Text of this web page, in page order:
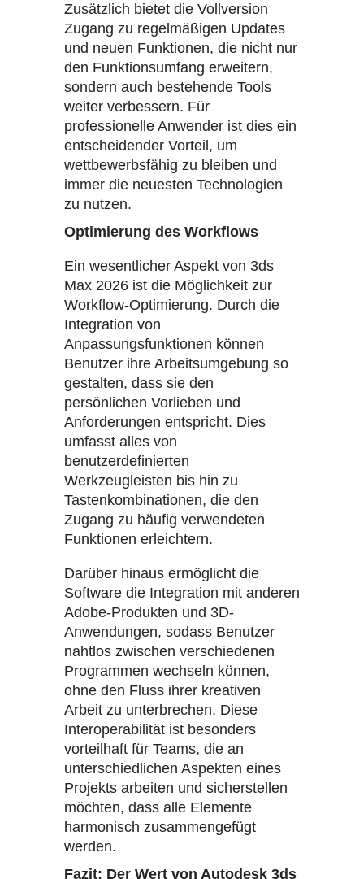
Zusätzlich bietet die Vollversion
Zugang zu regelmäßigen Updates
und neuen Funktionen, die nicht nur
den Funktionsumfang erweitern,
sondern auch bestehende Tools
weiter verbessern. Für
professionelle Anwender ist dies ein
entscheidender Vorteil, um
wettbewerbsfähig zu bleiben und
immer die neuesten Technologien
zu nutzen.
Optimierung des Workflows
Ein wesentlicher Aspekt von 3ds
Max 2026 ist die Möglichkeit zur
Workflow-Optimierung. Durch die
Integration von
Anpassungsfunktionen können
Benutzer ihre Arbeitsumgebung so
gestalten, dass sie den
persönlichen Vorlieben und
Anforderungen entspricht. Dies
umfasst alles von
benutzerdefinierten
Werkzeugleisten bis hin zu
Tastenkombinationen, die den
Zugang zu häufig verwendeten
Funktionen erleichtern.
Darüber hinaus ermöglicht die
Software die Integration mit anderen
Adobe-Produkten und 3D-
Anwendungen, sodass Benutzer
nahtlos zwischen verschiedenen
Programmen wechseln können,
ohne den Fluss ihrer kreativen
Arbeit zu unterbrechen. Diese
Interoperabilität ist besonders
vorteilhaft für Teams, die an
unterschiedlichen Aspekten eines
Projekts arbeiten und sicherstellen
möchten, dass alle Elemente
harmonisch zusammengefügt
werden.
Fazit: Der Wert von Autodesk 3ds